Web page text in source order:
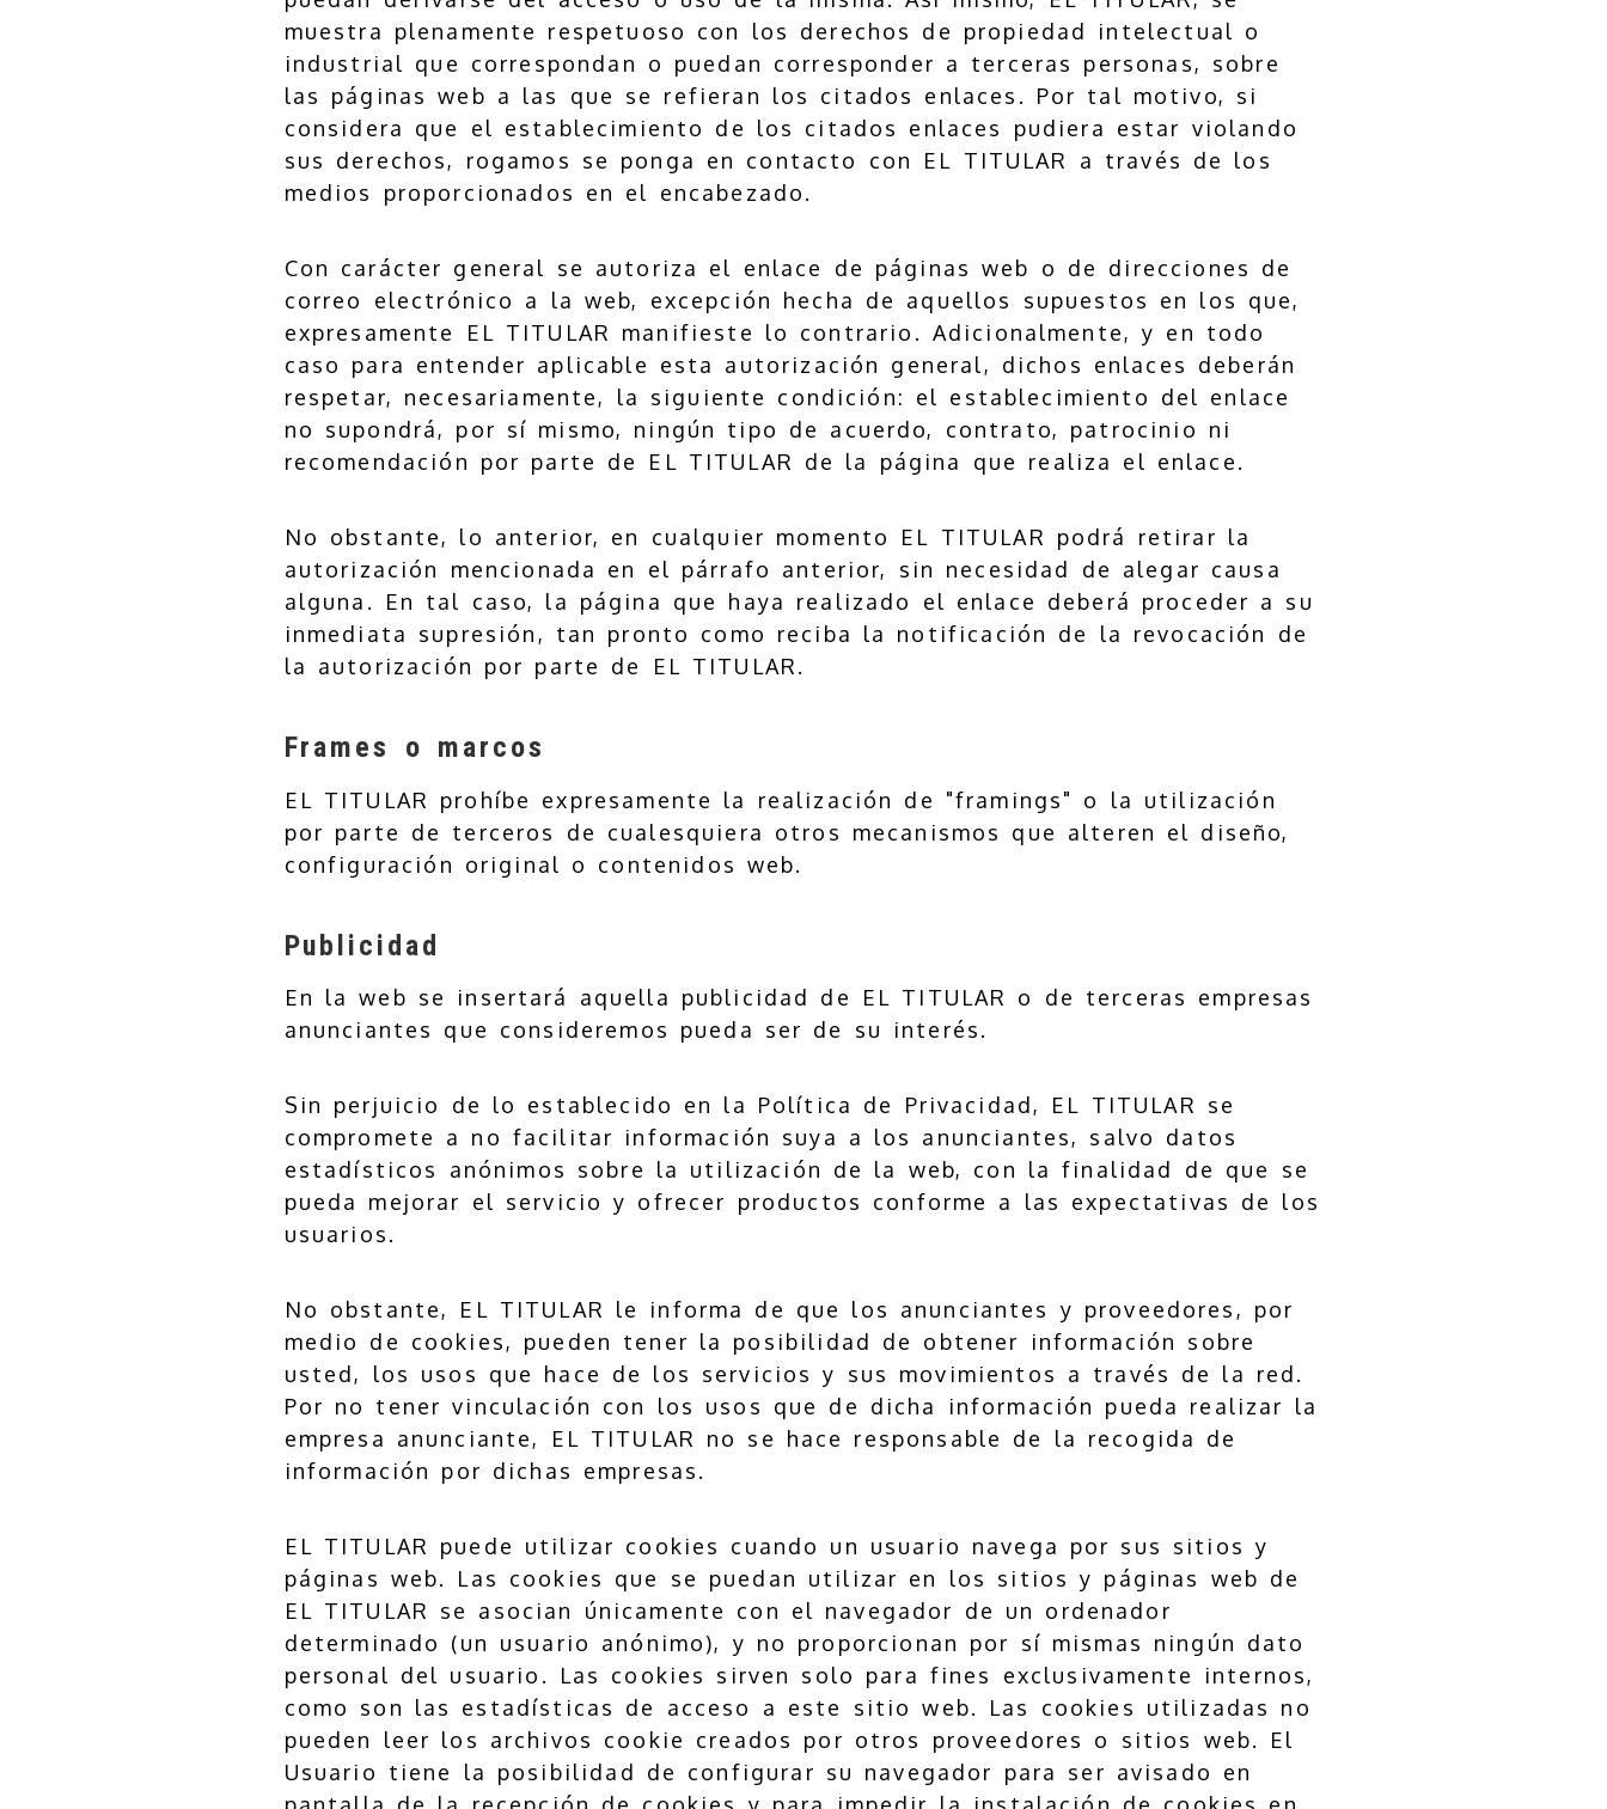
muestra plenamente respetuoso con los derechos de propiedad intelectual o
industrial que correspondan o puedan corresponder a terceras personas, sobre
las páginas web a las que se refieran los citados enlaces. Por tal motivo, si
considera que el establecimiento de los citados enlaces pudiera estar violando
sus derechos, rogamos se ponga en contacto con EL TITULAR a través de los
medios proporcionados en el encabezado.
Con carácter general se autoriza el enlace de páginas web o de direcciones de
correo electrónico a la web, excepción hecha de aquellos supuestos en los que,
expresamente EL TITULAR manifieste lo contrario. Adicionalmente, y en todo
caso para entender aplicable esta autorización general, dichos enlaces deberán
respetar, necesariamente, la siguiente condición: el establecimiento del enlace
no supondrá, por sí mismo, ningún tipo de acuerdo, contrato, patrocinio ni
recomendación por parte de EL TITULAR de la página que realiza el enlace.
No obstante, lo anterior, en cualquier momento EL TITULAR podrá retirar la
autorización mencionada en el párrafo anterior, sin necesidad de alegar causa
alguna. En tal caso, la página que haya realizado el enlace deberá proceder a su
inmediata supresión, tan pronto como reciba la notificación de la revocación de
la autorización por parte de EL TITULAR.
Frames o marcos
EL TITULAR prohíbe expresamente la realización de "framings" o la utilización
por parte de terceros de cualesquiera otros mecanismos que alteren el diseño,
configuración original o contenidos web.
Publicidad
En la web se insertará aquella publicidad de EL TITULAR o de terceras empresas
anunciantes que consideremos pueda ser de su interés.
Sin perjuicio de lo establecido en la Política de Privacidad, EL TITULAR se
compromete a no facilitar información suya a los anunciantes, salvo datos
estadísticos anónimos sobre la utilización de la web, con la finalidad de que se
pueda mejorar el servicio y ofrecer productos conforme a las expectativas de los
usuarios.
No obstante, EL TITULAR le informa de que los anunciantes y proveedores, por
medio de cookies, pueden tener la posibilidad de obtener información sobre
usted, los usos que hace de los servicios y sus movimientos a través de la red.
Por no tener vinculación con los usos que de dicha información pueda realizar la
empresa anunciante, EL TITULAR no se hace responsable de la recogida de
información por dichas empresas.
EL TITULAR puede utilizar cookies cuando un usuario navega por sus sitios y
páginas web. Las cookies que se puedan utilizar en los sitios y páginas web de
EL TITULAR se asocian únicamente con el navegador de un ordenador
determinado (un usuario anónimo), y no proporcionan por sí mismas ningún dato
personal del usuario. Las cookies sirven solo para fines exclusivamente internos,
como son las estadísticas de acceso a este sitio web. Las cookies utilizadas no
pueden leer los archivos cookie creados por otros proveedores o sitios web. El
Usuario tiene la posibilidad de configurar su navegador para ser avisado en